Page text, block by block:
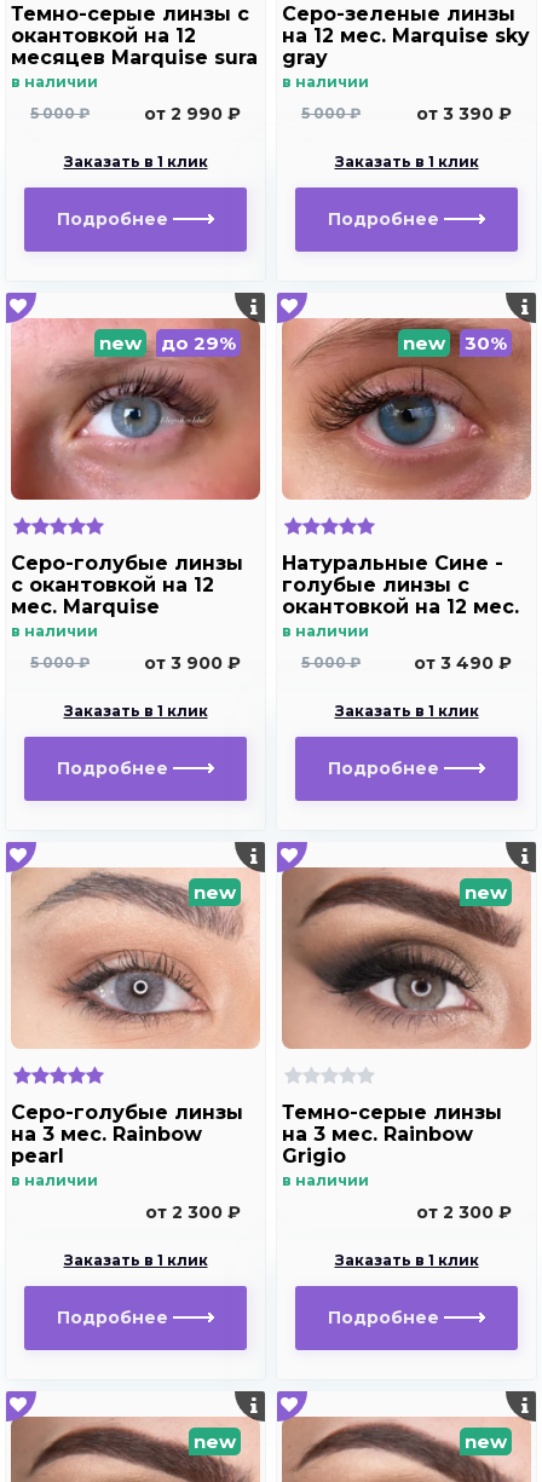
Темно-серые линзы с
окантовкой на 12
месяцев Marquise sura
grafite/Линзы в стиле
в наличии
5 000 ₽
от 2 990 ₽
Заказать в 1 клик
Подробнее
Серо-зеленые линзы
на 12 мес. Marquise sky
gray
в наличии
5 000 ₽
от 3 390 ₽
Заказать в 1 клик
Подробнее
new до 29%
Серо-голубые линзы
c окантовкой на 12
мес. Marquise
elegance blue
в наличии
5 000 ₽
от 3 900 ₽
Заказать в 1 клик
Подробнее
new 30%
Натуральные Сине -
голубые линзы c
окантовкой на 12 мес.
Marquise essvase Blue
в наличии
5 000 ₽
от 3 490 ₽
Заказать в 1 клик
Подробнее
new
Серо-голубые линзы
на 3 мес. Rainbow
pearl
в наличии
от 2 300 ₽
Заказать в 1 клик
Подробнее
new
Темно-серые линзы
на 3 мес. Rainbow
Grigio
в наличии
от 2 300 ₽
Заказать в 1 клик
Подробнее
new new